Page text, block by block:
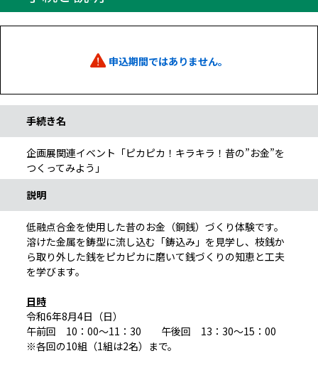
申込期間ではありません。
手続き名
企画展関連イベント「ピカピカ！キラキラ！昔の”お金”を
つくってみよう」
説明
低融点合金を使用した昔のお金（銅銭）づくり体験です。
溶けた金属を鋳型に流し込む「鋳込み」を見学し、枝銭か
ら取り外した銭をピカピカに磨いて銭づくりの知恵と工夫
を学びます。
日時
令和6年8月4日（日）
午前回 10：00～11：30 午後回 13：30～15：00
※各回の10組（1組は2名）まで。